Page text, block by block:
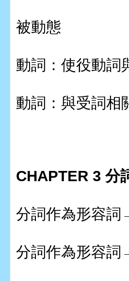
被動態
動詞：使役動詞
動詞：與受詞相
CHAPTER 3 分
分詞作為形容
分詞作為形容